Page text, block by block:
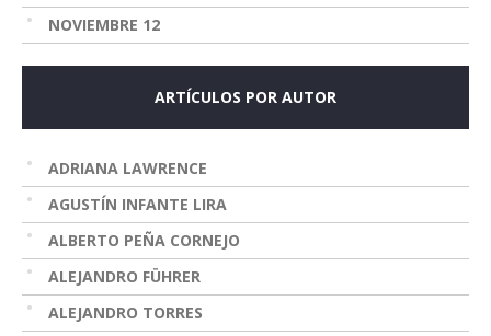
NOVIEMBRE 12
ARTÍCULOS POR AUTOR
ADRIANA LAWRENCE
AGUSTÍN INFANTE LIRA
ALBERTO PEÑA CORNEJO
ALEJANDRO FÜHRER
ALEJANDRO TORRES